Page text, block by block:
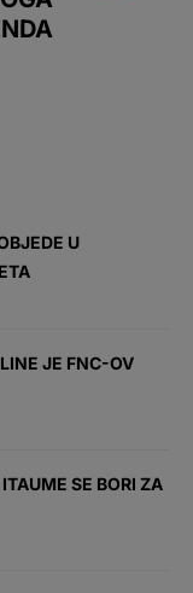
U
JE FNC-OV
SE BORI ZA